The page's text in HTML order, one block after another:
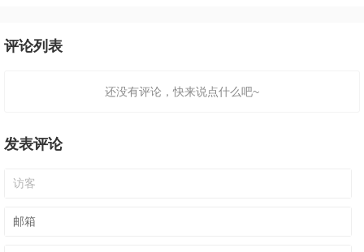
评论列表
还没有评论，快来说点什么吧~
发表评论